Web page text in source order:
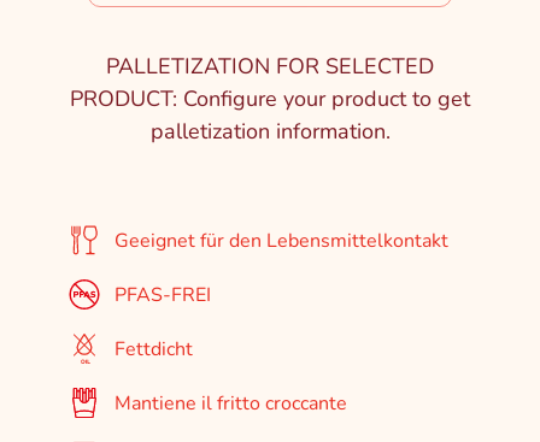
PALLETIZATION FOR SELECTED
PRODUCT: Configure your product to get
palletization information.
Geeignet für den Lebensmittelkontakt
PFAS-FREI
Fettdicht
Mantiene il fritto croccante